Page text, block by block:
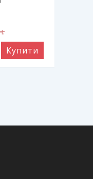
Купити